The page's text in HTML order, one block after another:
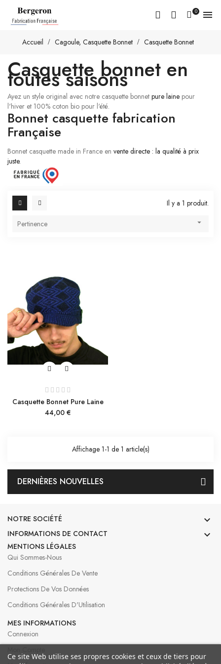
0 
Accueil Cagoule, Casquette Bonnet Casquette Bonnet
Casquette bonnet en
toutes saisons
Ayez un style original avec notre casquette bonnet pure laine pour
l'hiver et 100% coton bio pour l'été.
Bonnet casquette fabrication
Française
Bonnet casquette made in France en vente directe : la qualité à prix
juste.
Il y a 1 produit.
Pertinence 
Casquette Bonnet Pure Laine
Prix
44,00 €
Affichage 1-1 de 1 article(s)
DERNIÈRES NOUVELLES
NOTRE SOCIÉTÉ 
INFORMATIONS DE CONTACT 
MENTIONS LÉGALES
Qui Sommes-Nous
Conditions Générales De Vente
Protections De Vos Données
Conditions Générales D'Utilisation
MES INFORMATIONS
Connexion
Ce site Web utilise ses propres cookies et ceux de tiers pour